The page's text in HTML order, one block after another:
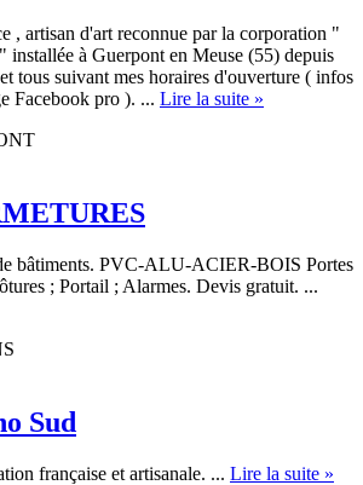
, artisan d'art reconnue par la corporation "
installée à Guerpont en Meuse (55) depuis
tous suivant mes horaires d'ouverture ( infos
Facebook pro ). ... Lire la suite »
bâtiments. PVC-ALU-ACIER-BOIS Portes
; Portail ; Alarmes. Devis gratuit. ...
Sud
française et artisanale. ... Lire la suite »